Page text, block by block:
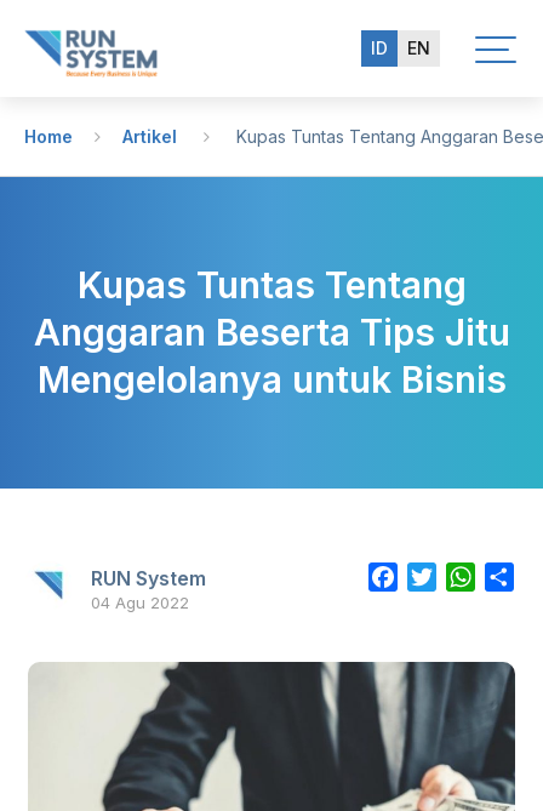
ID EN
Home Artikel Kupas Tuntas Tentang Anggaran
Kupas Tuntas Tentang
Anggaran Beserta Tips Jitu
Mengelolanya untuk Bisnis
RUN System
04 Agu 2022
Facebook
Twitter